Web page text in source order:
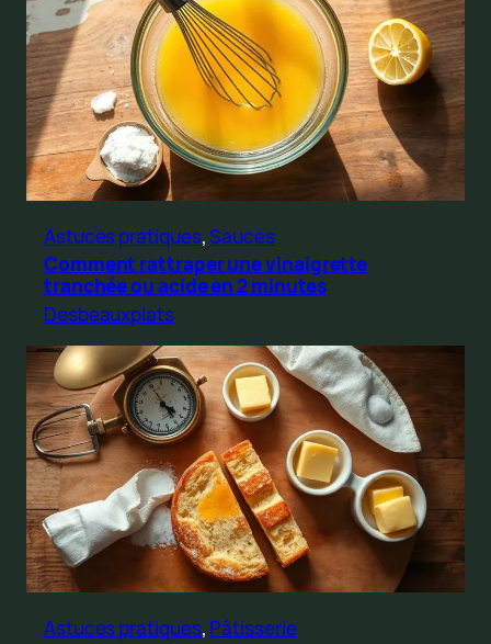
Astuces pratiques, Sauces
Comment rattraper une vinaigrette
tranchée ou acide en 2 minutes
Desbeauxplats
Astuces pratiques, Pâtisserie